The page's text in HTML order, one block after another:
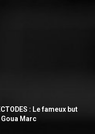
: Le fameux but
Marc